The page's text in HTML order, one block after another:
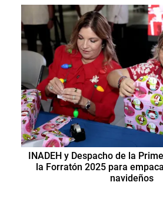
INADEH y Despacho de la
la Forratón 2025 para
navideños